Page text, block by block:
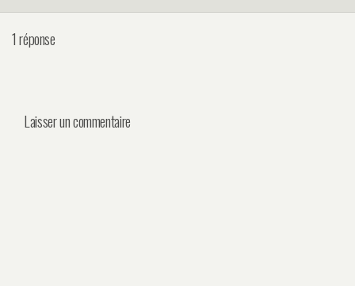
1 réponse
Laisser un commentaire